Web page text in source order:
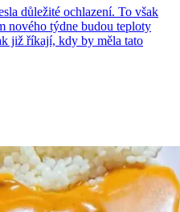
důležité ochlazení. To však
nového týdne budou teploty
již říkají, kdy by měla tato